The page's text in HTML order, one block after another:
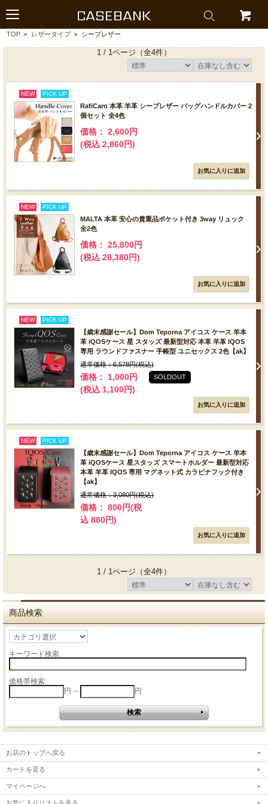
CASEBANK
TOP > レザータイプ > シープレザー
1 / 1ページ（全4件）
NEW PICK UP
RafiCaro 本革 羊革 シープレザー バッグハンドルカバー 2
個セット 全4色
価格： 2,600円
(税込 2,860円)
NEW PICK UP
MALTA 本革 安心の貴重品ポケット付き 3way リュック
全2色
価格： 25,800円
(税込 28,380円)
NEW PICK UP
【歳末感謝セール】Dom Teporna アイコス ケース 羊本
革 iQOSケース 星 スタッズ 最新型対応 本革 羊革 IQOS
専用 ラウンドファスナー 手帳型 ユニセックス 2色【ak】
通常価格：6,578円(税込)
価格： 1,000円
(税込 1,100円)
SOLDOUT
NEW PICK UP
【歳末感謝セール】Dom Teporna アイコス ケース 羊本
革 iQOSケース 星スタッズ スマートホルダー 最新型対応
本革 羊革 IQOS 専用 マグネット式 カラビナフック付き
【ak】
通常価格：3,080円(税込)
価格： 800円(税
込 880円)
1 / 1ページ（全4件）
商品検索
キーワード検索
価格帯検索
円 ～
円
お店のトップへ戻る
カートを見る
マイページへ